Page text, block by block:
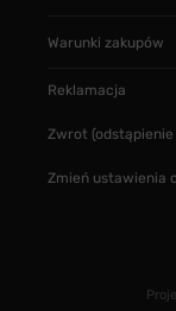
Warunki zakupów
Reklamacja
Zwrot
Zmień ustawienia